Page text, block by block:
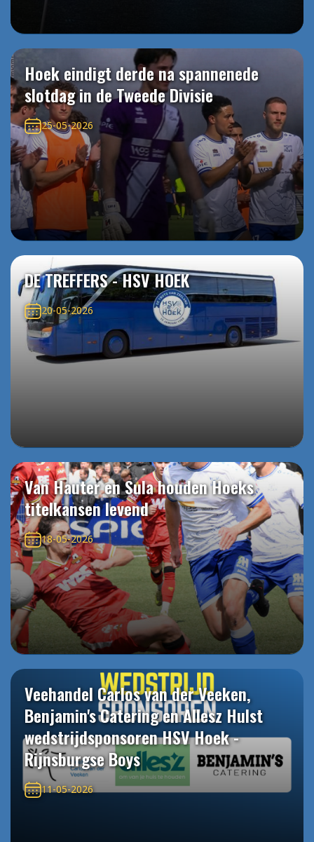
Hoek eindigt derde na spannenede
slotdag in de Tweede Divisie
25-05-2026
DE TREFFERS - HSV HOEK
20-05-2026
Van Hauter en Sula houden Hoeks
titelkansen levend
18-05-2026
Veehandel Carlos van der Veeken,
Benjamin's Catering en Allesz Hulst
wedstrijdsponsoren HSV Hoek -
Rijnsburgse Boys
11-05-2026